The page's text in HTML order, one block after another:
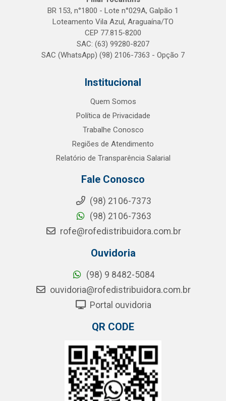
BR 153, n°1800 - Lote n°029A, Galpão 1
Loteamento Vila Azul, Araguaína/TO
CEP 77.815-8200
SAC: (63) 99280-8207
SAC (WhatsApp) (98) 2106-7363 - Opção 7
Institucional
Quem Somos
Política de Privacidade
Trabalhe Conosco
Regiões de Atendimento
Relatório de Transparência Salarial
Fale Conosco
(98) 2106-7373
(98) 2106-7363
rofe@rofedistribuidora.com.br
Ouvidoria
(98) 9 8482-5084
ouvidoria@rofedistribuidora.com.br
Portal ouvidoria
QR CODE